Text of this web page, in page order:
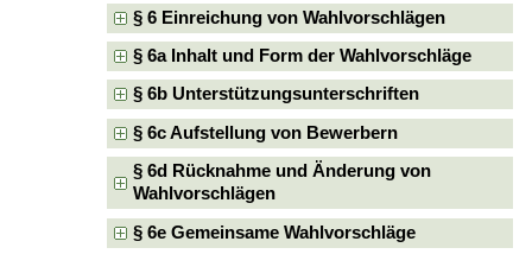
§ 6 Einreichung von Wahlvorschlägen
§ 6a Inhalt und Form der Wahlvorschläge
§ 6b Unterstützungsunterschriften
§ 6c Aufstellung von Bewerbern
§ 6d Rücknahme und Änderung von
Wahlvorschlägen
§ 6e Gemeinsame Wahlvorschläge